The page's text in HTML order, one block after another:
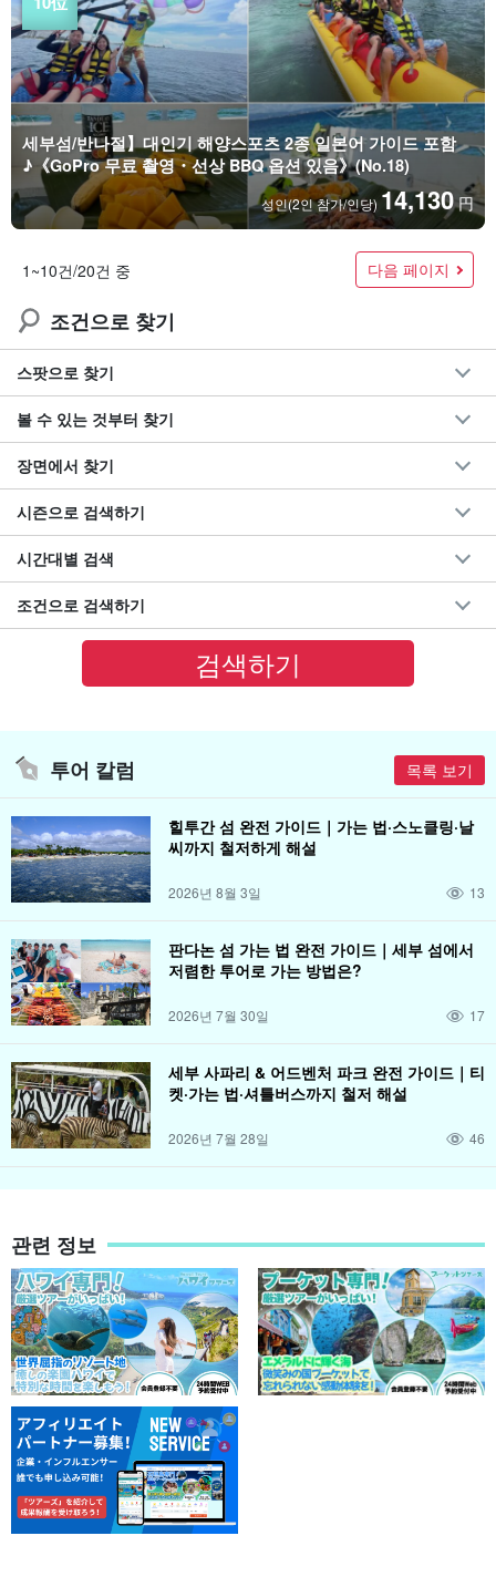
세부섬/반나절】대인기 해양스포츠 2종 일본어 가이드 포함
♪《GoPro 무료 촬영・선상 BBQ 옵션 있음》(No.18)
성인(2인 참가/인당) 14,130 円
1~10건/20건 중 다음 페이지
조건으로 찾기
스팟으로 찾기
볼 수 있는 것부터 찾기
장면에서 찾기
시즌으로 검색하기
시간대별 검색
조건으로 검색하기
투어 칼럼 목록 보기
힐투간 섬 완전 가이드｜가는 법·스노클링·날
씨까지 철저하게 해설
2026년 8월 3일 13
판다논 섬 가는 법 완전 가이드｜세부 섬에서
저렴한 투어로 가는 방법은?
2026년 7월 30일 17
세부 사파리 & 어드벤처 파크 완전 가이드｜티
켓·가는 법·셔틀버스까지 철저 해설
2026년 7월 28일 46
관련 정보